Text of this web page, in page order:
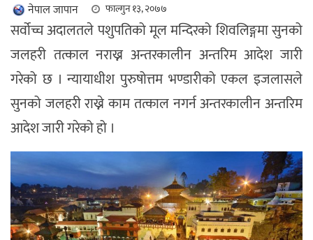
नेपाल जापान फाल्गुन १३, २०७७
सर्वोच्च अदालतले पशुपतिको मूल मन्दिरको शिवलिङ्गमा सुनको
जलहरी तत्काल नराख्न अन्तरकालीन अन्तरिम आदेश जारी
गरेको छ । न्यायाधीश पुरुषोत्तम भण्डारीको एकल इजलासले
सुनको जलहरी राख्ने काम तत्काल नगर्न अन्तरकालीन अन्तरिम
आदेश जारी गरेको हो ।